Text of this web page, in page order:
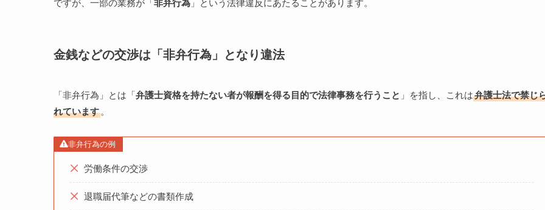
ですが、一部の業務が「非弁行為 」という法律違反にあたることがあります。
金銭などの交渉は「非弁行為」となり違法
「非弁行為」とは「弁護士資格を持たない者が報酬を得る目的で法律事務を行うこと 」を指し、これは弁護士法で禁じ
れています 。
非弁行為の例
労働条件の交渉
退職届代筆などの書類作成